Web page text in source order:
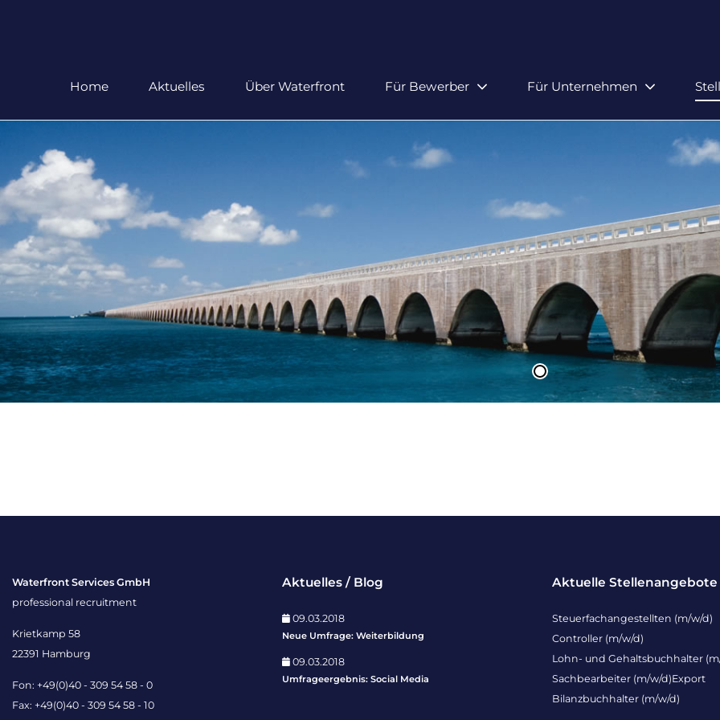
Home Aktuelles Über Waterfront Für Bewerber Für Unternehmen
Waterfront Services GmbH
professional recruitment
Krietkamp 58
22391 Hamburg
Fon: +49(0)40 - 309 54 58 - 0
Fax: +49(0)40 - 309 54 58 - 10
Aktuelles / Blog
09.03.2018
Neue Umfrage: Weiterbildung
09.03.2018
Umfrageergebnis: Social Media
Aktuelle Stellenangebote
Steuerfachangestellten (m/w/d)
Controller (m/w/d)
Lohn- und Gehaltsbuchhalter
Sachbearbeiter (m/w/d)Export
Bilanzbuchhalter (m/w/d)